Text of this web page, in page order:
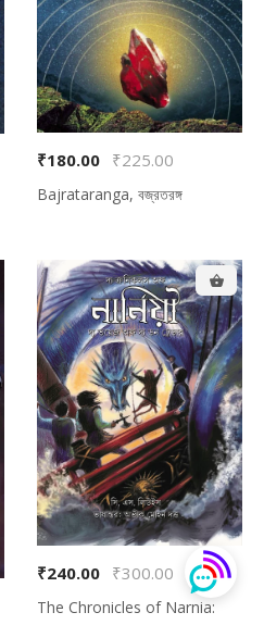
₹180.00 ₹225.00
Bajrataranga, বজ্রতরঙ্গ
₹240.00 ₹300.00
The Chronicles of Narnia:
Back To Shop